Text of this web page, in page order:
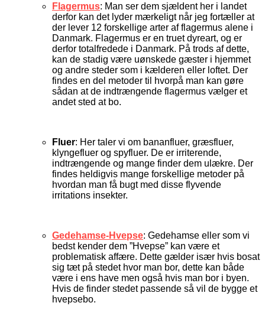
Flagermus: Man ser dem sjældent her i landet
derfor kan det lyder mærkeligt når jeg fortæller at
der lever 12 forskellige arter af flagermus alene i
Danmark. Flagermus er en truet dyreart, og er
derfor totalfredede i Danmark. På trods af dette,
kan de stadig være uønskede gæster i hjemmet
og andre steder som i kælderen eller loftet. Der
findes en del metoder til hvorpå man kan gøre
sådan at de indtrængende flagermus vælger et
andet sted at bo.
Fluer: Her taler vi om bananfluer, græsfluer,
klyngefluer og spyfluer. De er irriterende,
indtrængende og mange finder dem ulækre. Der
findes heldigvis mange forskellige metoder på
hvordan man få bugt med disse flyvende
irritations insekter.
Gedehamse-Hvepse: Gedehamse eller som vi
bedst kender dem ”Hvepse” kan være et
problematisk affære. Dette gælder især hvis bosat
sig tæt på stedet hvor man bor, dette kan både
være i ens have men også hvis man bor i byen.
Hvis de finder stedet passende så vil de bygge et
hvepsebo.